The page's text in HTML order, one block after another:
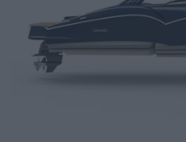
Video